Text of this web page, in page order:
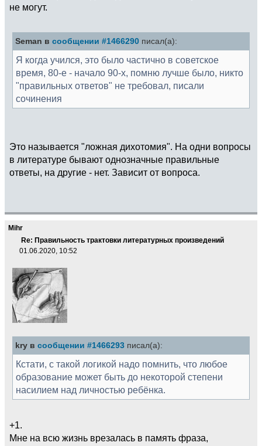
не могут.
Seman в сообщении #1466290 писал(а):
Я когда учился, это было частично в советское
время, 80-е - начало 90-х, помню лучше было, никто
"правильных ответов" не требовал, писали
сочинения
Это называется "ложная дихотомия". На одни вопросы
в литературе бывают однозначные правильные
ответы, на другие - нет. Зависит от вопроса.
Mihr
Re: Правильность трактовки литературных произведений
01.06.2020, 10:52
kry в сообщении #1466293 писал(а):
Кстати, с такой логикой надо помнить, что любое
образование может быть до некоторой степени
насилием над личностью ребёнка.
+1.
Мне на всю жизнь врезалась в память фраза,